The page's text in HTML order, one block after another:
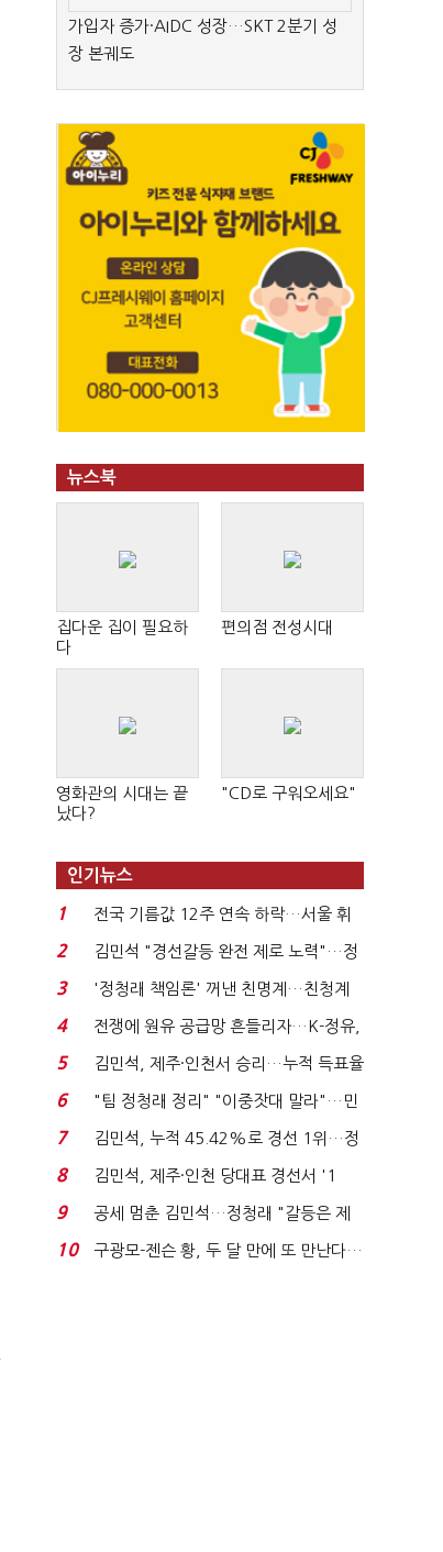
가입자 증가·AIDC 성장…SKT 2분기 성
장 본궤도
뉴스북
집다운 집이 필요하
다
편의점 전성시대
영화관의 시대는 끝
났다?
"CD로 구워오세요"
인기뉴스
1
전국 기름값 12주 연속 하락…서울 휘
발윳값 1909원...
2
김민석 "경선갈등 완전 제로 노력"…정
청래 "반명 공세 사...
3
'정청래 책임론' 꺼낸 친명계…친청계
는 추가투표 때리기...
4
전쟁에 원유 공급망 흔들리자…K-정유,
에너지안보 핵심...
5
김민석, 제주·인천서 승리…누적 득표율
'1위 탈환'(종합)...
6
"팀 정청래 정리" "이중잣대 말라"…민
주 최고위원 계파 다...
7
김민석, 누적 45.42%로 경선 1위…정
청래와 격차 0.86%p(...
8
김민석, 제주·인천 당대표 경선서 '1
위'(1보)...
9
공세 멈춘 김민석…정청래 "갈등은 제
가 수습"
10
구광모-젠슨 황, 두 달 만에 또 만난다…